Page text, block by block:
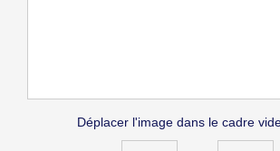
Déplacer l'image dans le cadre